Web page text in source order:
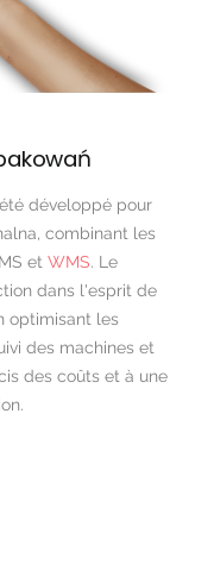
développé pour
combinant les
et WMS. Le
dans l'esprit de
optimisant les
des machines et
des coûts et à une